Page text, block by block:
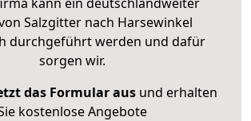
Salzgitter nach Harsewinkel
durchgeführt werden und dafür
sorgen wir.
das Formular ausund erhalten
kostenlose Angebote